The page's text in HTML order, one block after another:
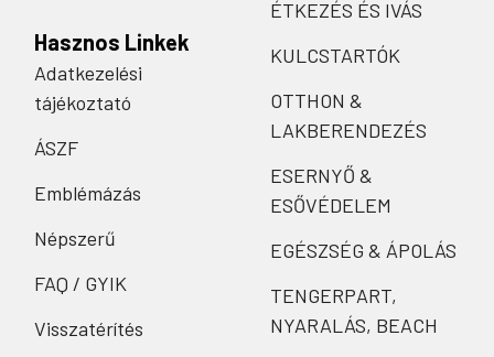
Hasznos Linkek
Adatkezelési
tájékoztató
ÁSZF
Emblémázás
Népszerű
FAQ / GYIK
Visszatérítés
ÉTKEZÉS ÉS IVÁS
KULCSTARTÓK
OTTHON &
LAKBERENDEZÉS
ESERNYŐ &
ESŐVÉDELEM
EGÉSZSÉG & ÁPOLÁS
TENGERPART,
NYARALÁS, BEACH